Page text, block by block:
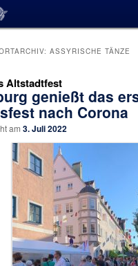
ASSYRISCHE TÄNZE
Altstadtfest
genießt das
nach Corona
am3. Juli 2022